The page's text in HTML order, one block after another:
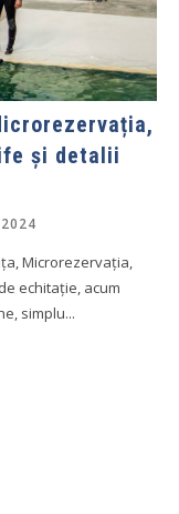
și detalii
2024
Microrezervația,
echitație, acum
simplu...